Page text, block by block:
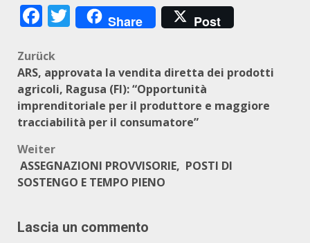
Facebook
Twitter
Share Post
Beitragsnavigation
Zurück
ARS, approvata la vendita diretta dei prodotti
agricoli, Ragusa (FI): “Opportunità
imprenditoriale per il produttore e maggiore
tracciabilità per il consumatore”
Weiter
ASSEGNAZIONI PROVVISORIE, POSTI DI
SOSTENGO E TEMPO PIENO
Lascia un commento